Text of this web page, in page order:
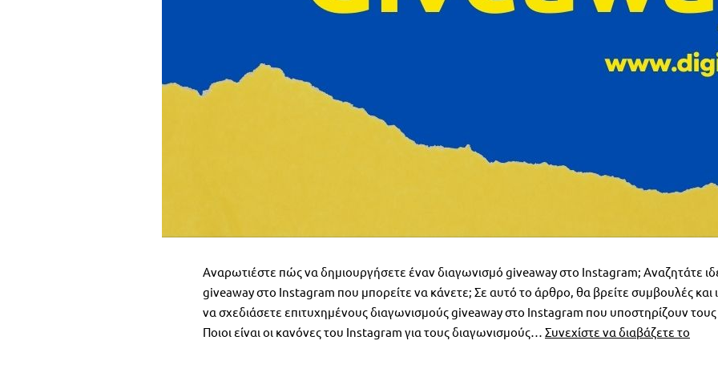
Αναρωτιέστε πώς να δημιουργήσετε έναν διαγωνισμό giveaway στο Instagram; Αναζητάτε
giveaway στο Instagram που μπορείτε να κάνετε; Σε αυτό το άρθρο, θα βρείτε συμβουλές
να σχεδιάσετε επιτυχημένους διαγωνισμούς giveaway στο Instagram που υποστηρίζουν τους
Ποιοι είναι οι κανόνες του Instagram για τους διαγωνισμούς… Συνεχίστε να διαβάζετε το